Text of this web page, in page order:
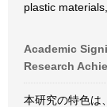
plastic
Academic
Research
本研究の特色は